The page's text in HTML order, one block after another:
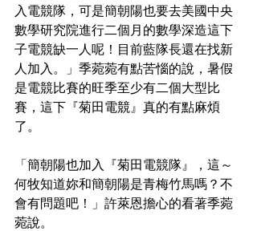
入電競隊，可是簡朝陽也要去美國中央
數學研究院進行二個月的數學深造這下
子電競缺一人呢！目前藍隊長還在找新
人加入。」季菀菀有點苦惱的說，暑假
是電競比賽的旺季至少有二個大型比
賽，這下『菊田電競』真的有點麻煩
了。
「簡朝陽也加入『菊田電競隊』，這～
何牧知道妳和簡朝陽是青梅竹馬嗎？不
會有問題吧！」許萊恩擔心的看著季菀
菀說。